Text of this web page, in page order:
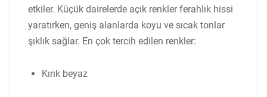
etkiler. Küçük dairelerde açık renkler ferahlık hissi
yaratırken, geniş alanlarda koyu ve sıcak tonlar
şıklık sağlar. En çok tercih edilen renkler:
Kırık beyaz